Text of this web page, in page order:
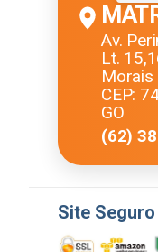
Av.
Lt.
Morais
CEP:
GO
(62)
Site Seguro